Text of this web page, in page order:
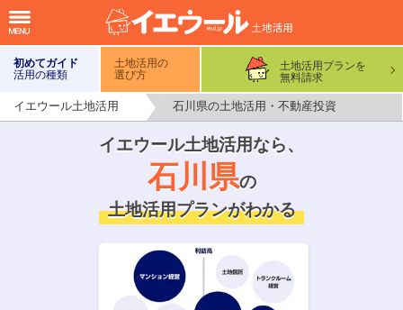
初めてガイド
活用の種類
土地活用の
選び方
土地活用プランを
無料請求
イエウール土地活用 石川県の土地活用・不動産投資
イエウール土地活用なら、
石川県の
土地活用プランがわかる